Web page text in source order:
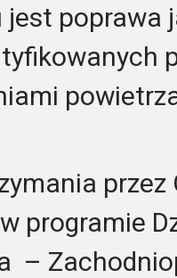
jest poprawa
przez
programie
–